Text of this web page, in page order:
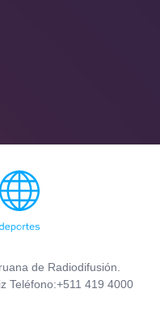
de Radiodifusión.
Teléfono:+511 419 4000